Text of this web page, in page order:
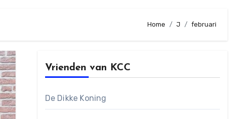
Home J februari
Vrienden van KCC
De Dikke Koning